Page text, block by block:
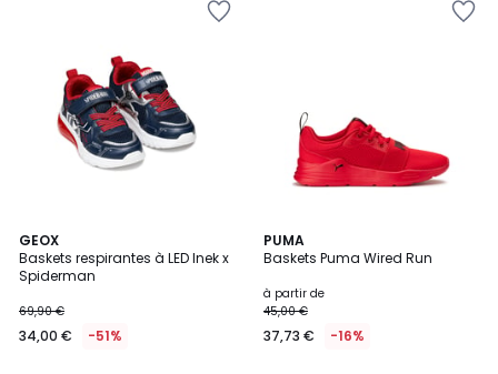
GEOX
Baskets respirantes à LED Inek x
Spiderman
69,90 €
34,00 € -51%
5
/
5
PUMA
Baskets Puma Wired Run
à partir de
45,00 €
37,73 € -16%
3,2
/ 5
2
Couleurs